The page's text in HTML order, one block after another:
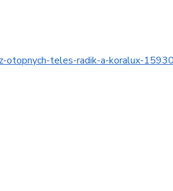
otopnych-teles-radik-a-koralux-